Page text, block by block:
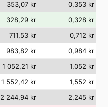
353,07 kr
0,353 kr
328,29 kr
0,328 kr
711,53 kr
0,712 kr
983,82 kr
0,984 kr
1 052,21 kr
1,052 kr
1 552,42 kr
1,552 kr
2 244,94 kr
2,245 kr